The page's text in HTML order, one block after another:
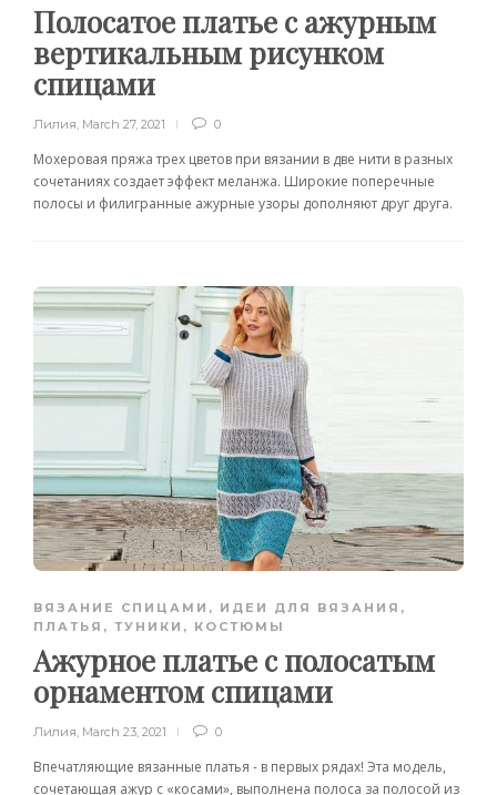
Полосатое платье с ажурным
вертикальным рисунком
спицами
Лилия March 27, 2021 0
Мохеровая пряжа трех цветов при вязании в две нити в разных
сочетаниях создает эффект меланжа. Широкие поперечные
полосы и филигранные ажурные узоры дополняют друг друга.
ВЯЗАНИЕ СПИЦАМИ , ИДЕИ ДЛЯ ВЯЗАНИЯ ,
ПЛАТЬЯ, ТУНИКИ, КОСТЮМЫ
Ажурное платье с полосатым
орнаментом спицами
Лилия March 23, 2021 0
Впечатляющие вязанные платья - в первых рядах! Эта модель,
сочетающая ажур с «косами», выполнена полоса за полосой из